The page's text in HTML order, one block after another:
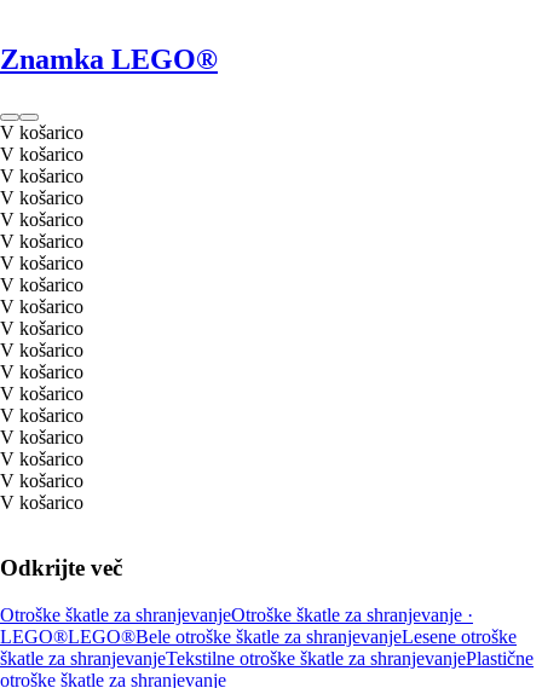
Znamka LEGO®
V košarico
V košarico
V košarico
V košarico
V košarico
V košarico
V košarico
V košarico
V košarico
V košarico
V košarico
V košarico
V košarico
V košarico
V košarico
V košarico
V košarico
V košarico
Odkrijte več
Otroške škatle za shranjevanjeOtroške škatle za shranjevanje ·
LEGO®LEGO®Bele otroške škatle za shranjevanjeLesene otroške
škatle za shranjevanjeTekstilne otroške škatle za shranjevanjePlastične
otroške škatle za shranjevanje